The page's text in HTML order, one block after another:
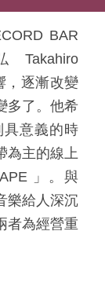
BAR
Takahiro
，逐漸改變
多了。他希
意義的時
為主的線上
」。與
樂給人深沉
者為經營重